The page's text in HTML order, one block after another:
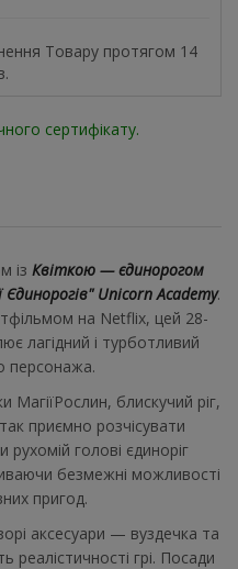
Товару протягом 14
сертифікату.
із Квіткою — єдинорогом
Єдинорогів" Unicorn Academy.
на Netflix, цей 28-
лагідний і турботливий
персонажа.
МагіїРослин, блискучий ріг,
приємно розчісувати
голові єдиноріг
безмежні можливості
пригод.
аксесуари — вуздечка та
реалістичності грі. Посади